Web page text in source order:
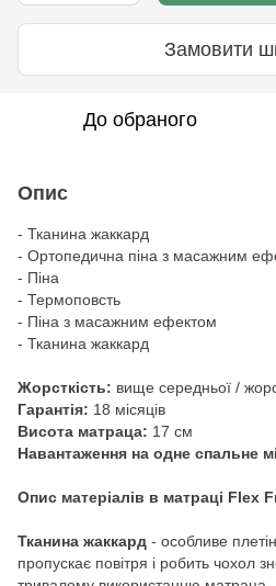
Замовити
До обраного
Опис
- Тканина жаккард
- Ортопедична піна з масажним
- Піна
- Термоповсть
- Піна з масажним ефектом
- Тканина жаккард
Жорсткість: вище середньої /
Гарантія: 18 місяців
Висота матраца: 17 см
Навантаження на одне спальне
Опис матеріалів в матраці Flex
Тканина жаккард - особливе
пропускає повітря і робить чохол